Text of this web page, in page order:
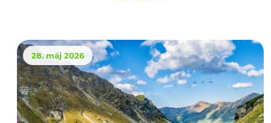
28. máj 2026